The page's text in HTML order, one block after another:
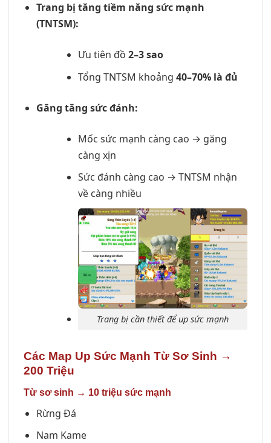
Trang bị tăng tiềm năng sức mạnh
(TNTSM):
Ưu tiên đồ 2–3 sao
Tổng TNTSM khoảng 40–70% là đủ
Găng tăng sức đánh:
Mốc sức mạnh càng cao → găng
càng xịn
Sức đánh càng cao → TNTSM nhận
về càng nhiều
Trang bị cần thiết để up sức mạnh
Các Map Up Sức Mạnh Từ Sơ Sinh →
200 Triệu
Từ sơ sinh → 10 triệu sức mạnh
Rừng Đá
Nam Kame